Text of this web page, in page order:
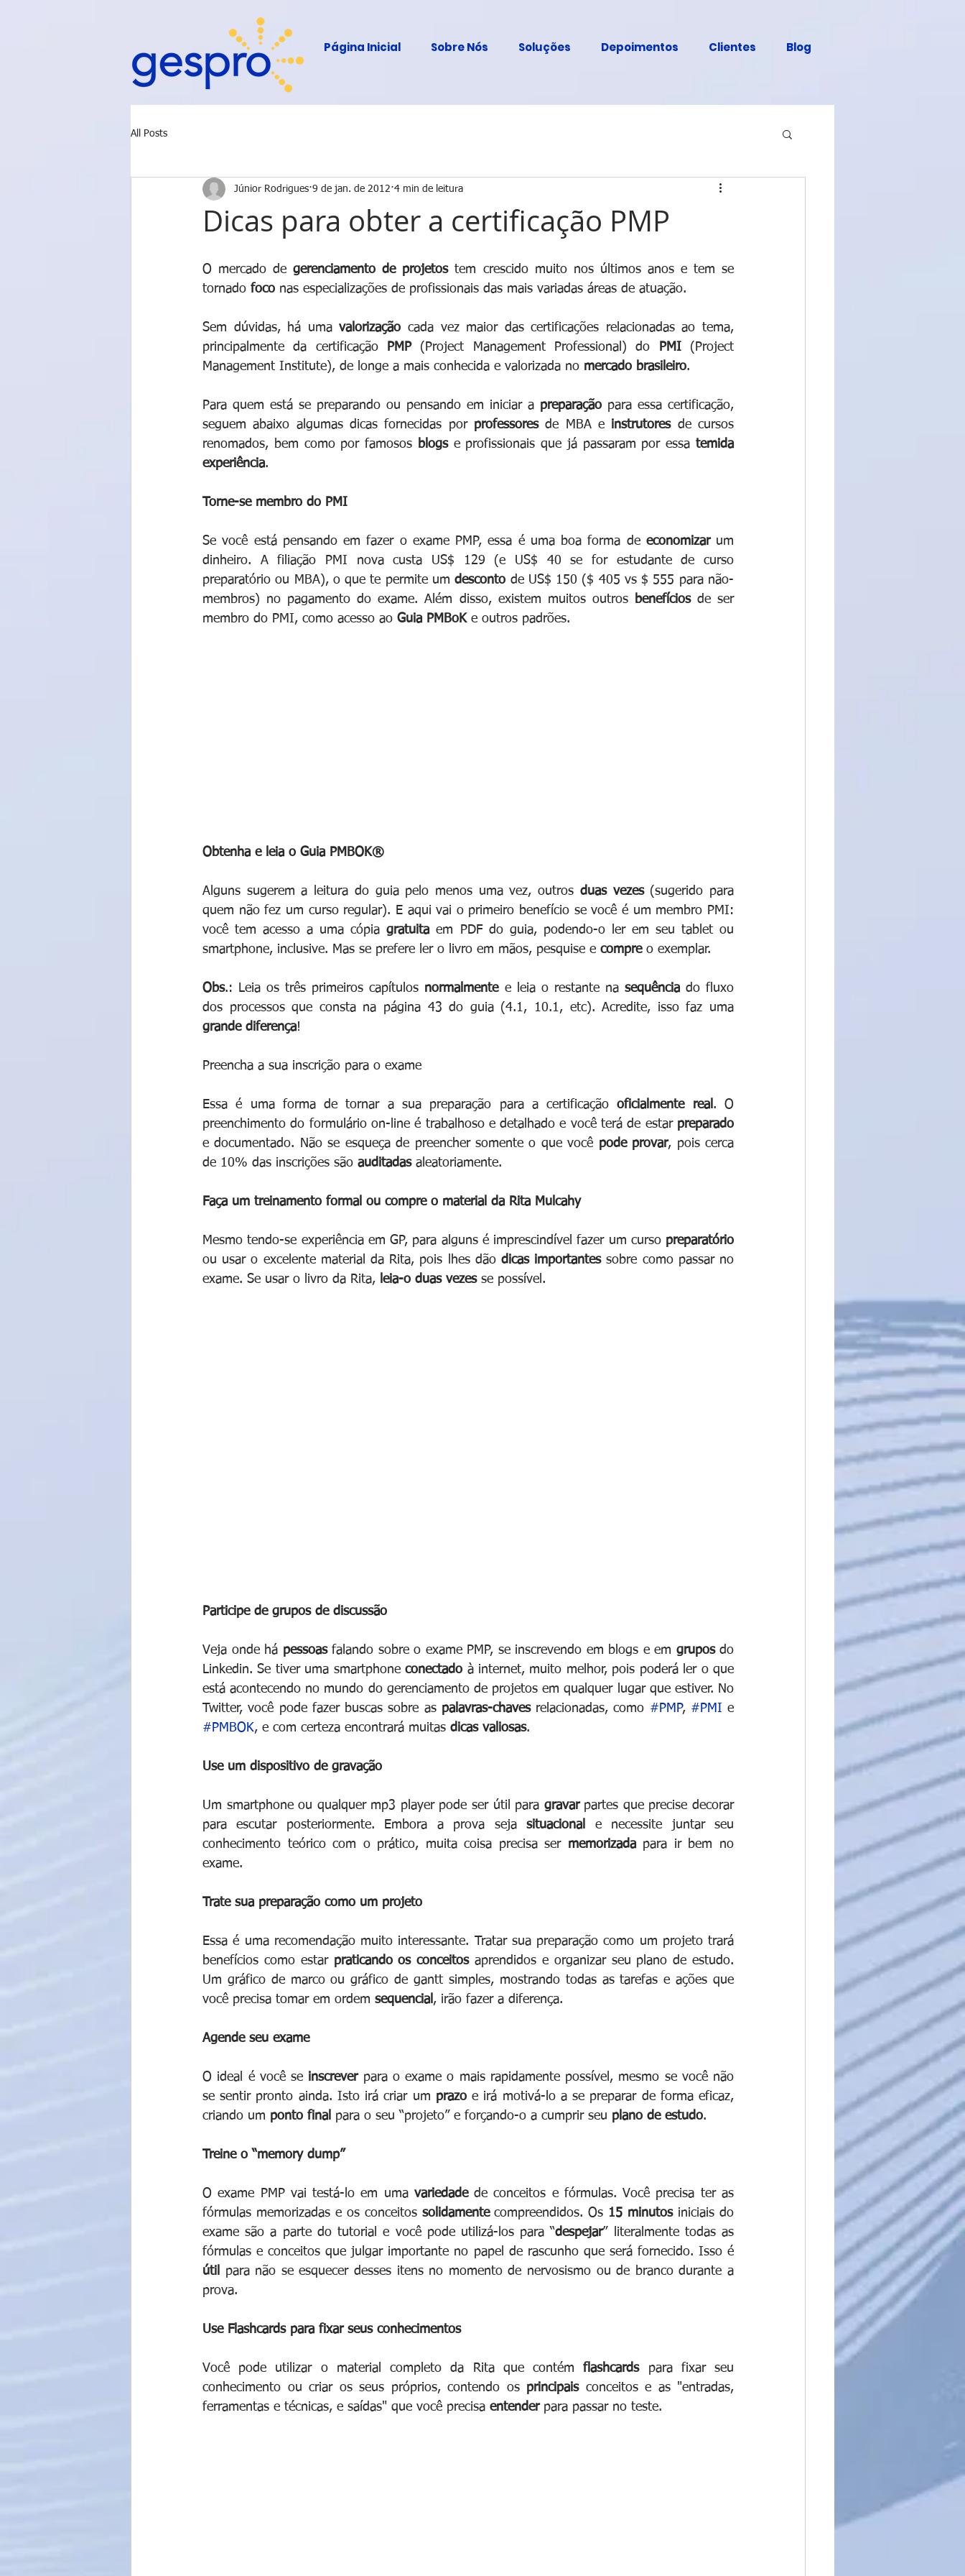
Página Inicial Sobre Nós Soluções Depoimentos Clientes Blog
All Posts
Dicas para obter a certificação PMP
Júnior Rodrigues 9 de jan. de 2012 4 min de leitura
O mercado de gerenciamento de projetos tem crescido muito nos últimos anos e tem se
tornado foco nas especializações de profissionais das mais variadas áreas de atuação.
Sem dúvidas, há uma valorização cada vez maior das certificações relacionadas ao tema,
principalmente da certificação
PMP (Project Management Professional) do PMI (Project
Management Institute), de longe a mais conhecida e valorizada no mercado brasileiro.
Para quem está se preparando ou pensando em iniciar a preparação para essa certificação,
seguem abaixo algumas dicas fornecidas por professores de MBA e instrutores de cursos
renomados, bem como por famosos
blogs e profissionais que já passaram por essa temida
experiência.
Torne-se membro do PMI
Se você está pensando em fazer o exame PMP, essa é uma boa forma de economizar um
dinheiro. A filiação PMI nova custa US$ 129 (e US$ 40 se for estudante de curso
preparatório ou MBA), o que te permite um desconto de US$ 150 ($ 405 vs $ 555 para não-
membros) no pagamento do exame. Além disso, existem muitos outros
benefícios de ser
membro do PMI, como acesso ao Guia PMBoK e outros padrões.
Obtenha e leia o Guia PMBOK®
Alguns sugerem a leitura do guia pelo menos uma vez, outros duas vezes (sugerido para
quem não fez um curso regular). E aqui vai o primeiro benefício se você é um membro PMI:
você tem acesso a uma cópia gratuita em PDF do guia, podendo-o ler em seu tablet ou
smartphone, inclusive. Mas se prefere ler o livro em mãos, pesquise e compre o exemplar.
Obs.: Leia os três primeiros capítulos normalmente e leia o restante na sequência do fluxo
dos processos que consta na página 43 do guia (4.1, 10.1, etc). Acredite, isso faz uma
grande diferença!
Preencha a sua inscrição para o exame
Essa é uma forma de tornar a sua preparação para a certificação oficialmente real . O
preenchimento do formulário on-line é trabalhoso e detalhado e você terá de estar
e documentado. Não se esqueça de preencher somente o que você pode provar, pois cerca
de 10% das inscrições são auditadas aleatoriamente.
Faça um treinamento formal ou compre o material da Rita Mulcahy
Mesmo tendo-se experiência em GP, para alguns é imprescindível fazer um curso
ou usar o excelente material da Rita, pois lhes dão dicas importantes sobre como passar no
exame. Se usar o livro da Rita, leia-o duas vezes se possível.
Participe de grupos de discussão
Veja onde há pessoas falando sobre o exame PMP, se inscrevendo em blogs e em grupos do
Linkedin. Se tiver uma smartphone conectado à internet, muito melhor, pois poderá ler o que
está acontecendo no mundo do gerenciamento de projetos em qualquer lugar que estiver. No
Twitter, você pode fazer buscas sobre as palavras-chaves relacionadas, como #PMP, #PMI
#PMBOK, e com certeza encontrará muitas dicas valiosas.
Use um dispositivo de gravação
Um smartphone ou qualquer mp3 player pode ser útil para gravar partes que precise decorar
para escutar posteriormente. Embora a prova seja situacional e necessite juntar seu
conhecimento teórico com o prático, muita coisa precisa ser memorizada para ir bem no
exame.
Trate sua preparação como um projeto
Essa é uma recomendação muito interessante. Tratar sua preparação como um projeto trará
benefícios como estar praticando os conceitos aprendidos e organizar seu plano de estudo.
Um gráfico de marco ou gráfico de gantt simples, mostrando todas as tarefas e ações que
você precisa tomar em ordem sequencial , irão fazer a diferença.
Agende seu exame
O ideal é você se inscrever para o exame o mais rapidamente possível, mesmo se você não
se sentir pronto ainda. Isto irá criar um prazo e irá motivá-lo a se preparar de forma eficaz,
criando um ponto final para o seu “projeto” e forçando-o a cumprir seu plano de estudo.
Treine o “memory dump”
O exame PMP vai testá-lo em uma variedade de conceitos e fórmulas. Você precisa ter as
fórmulas memorizadas e os conceitos solidamente compreendidos. Os 15 minutos iniciais do
exame são a parte do tutorial e você pode utilizá-los para “despejar” literalmente todas as
útil para não se esquecer desses itens no momento de nervosismo ou de branco durante a
prova.
Use Flashcards para fixar seus conhecimentos
Você pode utilizar o material completo da Rita que contém flashcards para fixar seu
conhecimento ou criar os seus próprios, contendo os principais conceitos e as "entradas,
ferramentas e técnicas, e saídas" que você precisa entender para passar no teste.